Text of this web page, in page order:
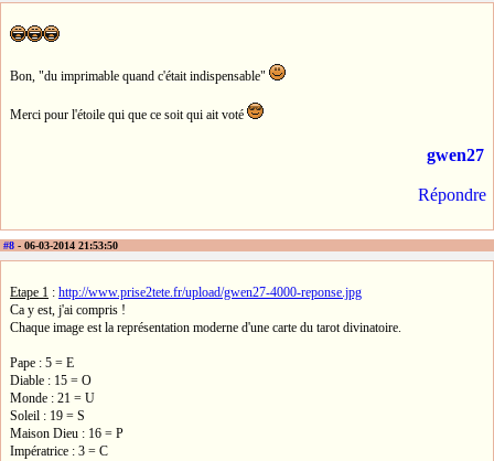
Bon, "du imprimable quand c'était indispensable"
Merci pour l'étoile qui que ce soit qui ait voté
gwen27
Répondre
#8 - 06-03-2014 21:53:50
Etape 1 : http://www.prise2tete.fr/upload/gwen27-4000-reponse.jpg
Ca y est, j'ai compris !
Chaque image est la représentation moderne d'une carte du tarot divinatoire.
Pape : 5 = E
Diable : 15 = O
Monde : 21 = U
Soleil : 19 = S
Maison Dieu : 16 = P
Impératrice : 3 = C